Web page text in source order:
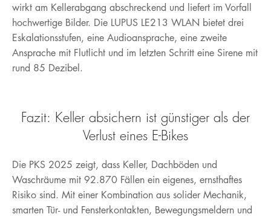
wirkt am Kellerabgang abschreckend und liefert im Vorfall
hochwertige Bilder. Die LUPUS LE213 WLAN bietet drei
Eskalationsstufen, eine Audioansprache, eine zweite
Ansprache mit Flutlicht und im letzten Schritt eine Sirene mit
rund 85 Dezibel.
Fazit: Keller absichern ist günstiger als der
Verlust eines E-Bikes
Die PKS 2025 zeigt, dass Keller, Dachböden und
Waschräume mit 92.870 Fällen ein eigenes, ernsthaftes
Risiko sind. Mit einer Kombination aus solider Mechanik,
smarten Tür- und Fensterkontakten, Bewegungsmeldern und